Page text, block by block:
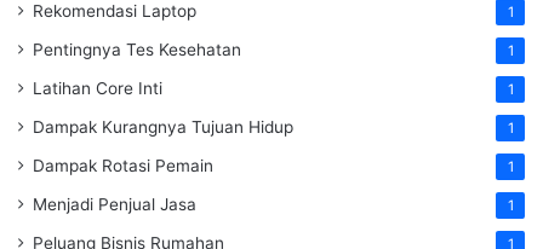
Rekomendasi Laptop 1
Pentingnya Tes Kesehatan 1
Latihan Core Inti 1
Dampak Kurangnya Tujuan Hidup 1
Dampak Rotasi Pemain 1
Menjadi Penjual Jasa 1
Peluang Bisnis Rumahan 1